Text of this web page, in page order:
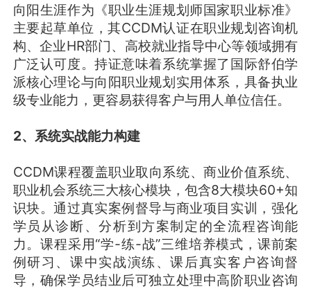
向阳生涯作为《职业生涯规划师国家职业标准》
主要起草单位，其CCDM认证在职业规划咨询机
构、企业HR部门、高校就业指导中心等领域拥有
广泛认可度。持证意味着系统掌握了国际舒伯学
派核心理论与向阳职业规划实用体系，具备执业
级专业能力，更容易获得客户与用人单位信任。
2、系统实战能力构建
CCDM课程覆盖职业取向系统、商业价值系统、
职业机会系统三大核心模块，包含8大模块60+知
识块。通过真实案例督导与商业项目实训，强化
学员从诊断、分析到方案制定的全流程咨询能
力。课程采用“学-练-战”三维培养模式，课前案
例研习、课中实战演练、课后真实客户咨询督
导，确保学员结业后可独立处理中高阶职业咨询